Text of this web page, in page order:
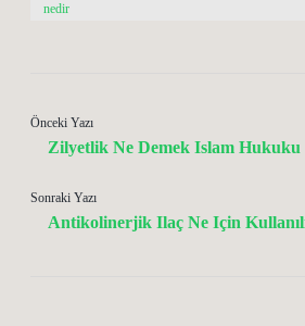
nedir
Önceki Yazı
Zilyetlik Ne Demek Islam Hukuku
Sonraki Yazı
Antikolinerjik Ilaç Ne Için